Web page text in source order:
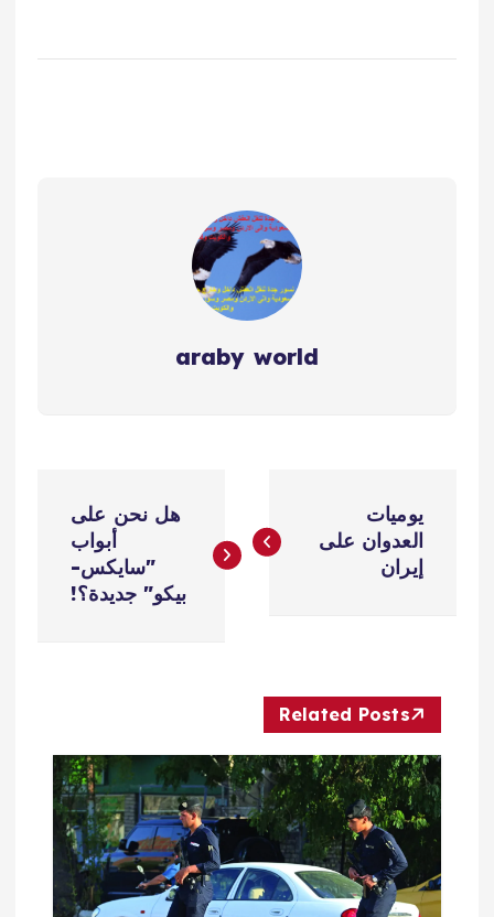
araby world
ص
م
ق
يوميات
العدوان على
إيران
هل نحن على
أبواب
"سايكس-
بيكو" جديدة؟!
Related Posts